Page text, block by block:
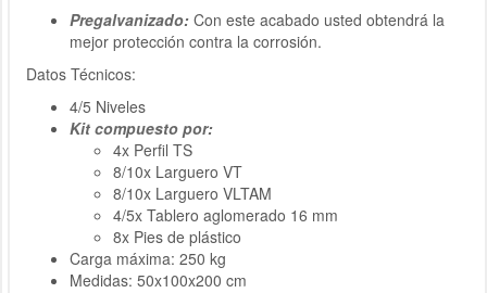
Pregalvanizado: Con este acabado usted obtendrá la
mejor protección contra la corrosión.
Datos Técnicos:
4/5 Niveles
Kit compuesto por:
4x Perfil TS
8/10x Larguero VT
8/10x Larguero VLTAM
4/5x Tablero aglomerado 16 mm
8x Pies de plástico
Carga máxima: 250 kg
Medidas: 50x100x200 cm